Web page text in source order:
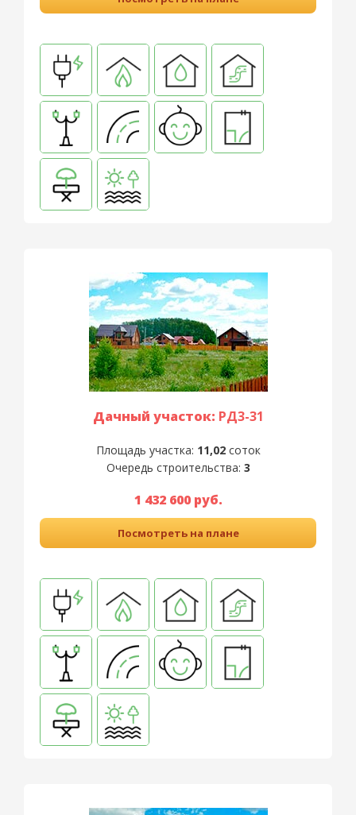
Дачный участок: РД3-31
Площадь участка: 11,02соток
Очередь строительства: 3
1 432 600 руб.
Посмотреть на плане